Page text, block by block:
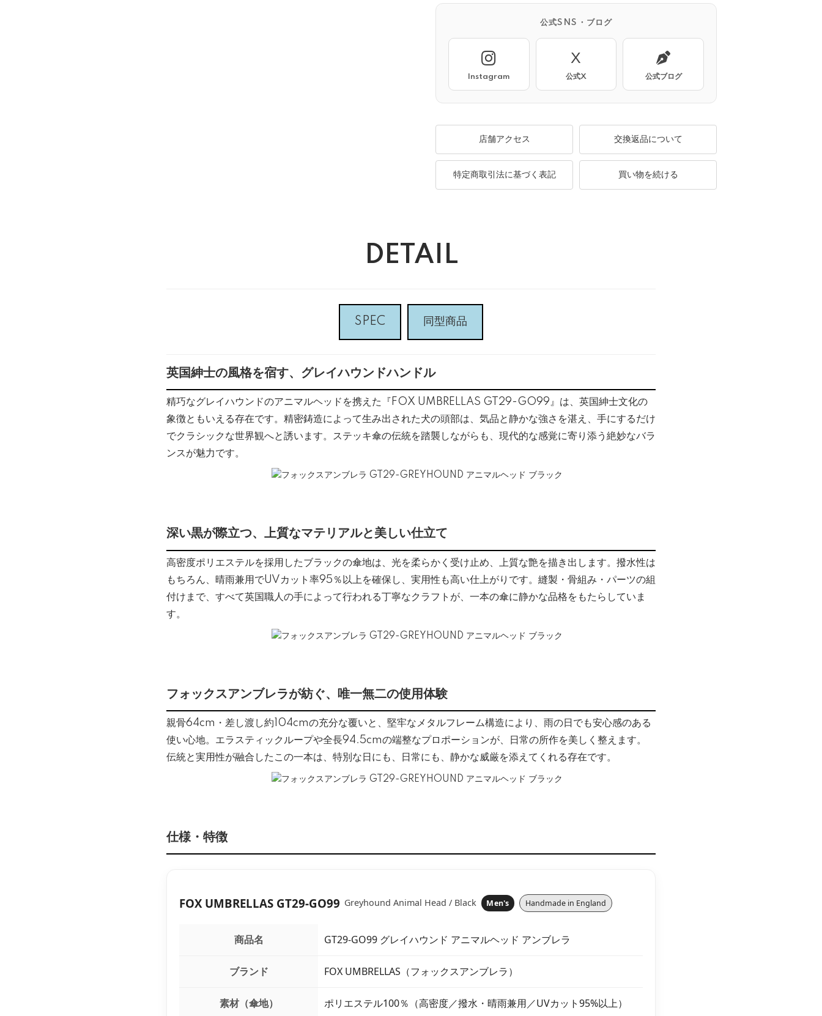
公式SNS・ブログ
Instagram
X
公式X 公式ブログ
店舗アクセス 交換返品について
特定商取引法に基づく表記 買い物を続ける
DETAIL
SPEC 同型商品
英国紳士の風格を宿す、グレイハウンドハンドル
精巧なグレイハウンドのアニマルヘッドを携えた『FOX UMBRELLAS GT29-GO99』は、英国紳士文化の
象徴ともいえる存在です。精密鋳造によって生み出された犬の頭部は、気品と静かな強さを湛え、手にするだけ
でクラシックな世界観へと誘います。ステッキ傘の伝統を踏襲しながらも、現代的な感覚に寄り添う絶妙なバラ
ンスが魅力です。
深い黒が際立つ、上質なマテリアルと美しい仕立て
高密度ポリエステルを採用したブラックの傘地は、光を柔らかく受け止め、上質な艶を描き出します。撥水性は
もちろん、晴雨兼用でUVカット率95％以上を確保し、実用性も高い仕上がりです。縫製・骨組み・パーツの組
付けまで、すべて英国職人の手によって行われる丁寧なクラフトが、一本の傘に静かな品格をもたらしていま
す。
フォックスアンブレラが紡ぐ、唯一無二の使用体験
親骨64cm・差し渡し約104cmの充分な覆いと、堅牢なメタルフレーム構造により、雨の日でも安心感のある
使い心地。エラスティックループや全長94.5cmの端整なプロポーションが、日常の所作を美しく整えます。
伝統と実用性が融合したこの一本は、特別な日にも、日常にも、静かな威厳を添えてくれる存在です。
仕様・特徴
FOX UMBRELLAS GT29-GO99 Greyhound Animal Head / Black Men's Handmade in England
商品名 GT29-GO99 グレイハウンド アニマルヘッド アンブレラ
ブランド FOX UMBRELLAS（フォックスアンブレラ）
素材（傘地） ポリエステル100％（高密度／撥水・晴雨兼用／UVカット95%以上）